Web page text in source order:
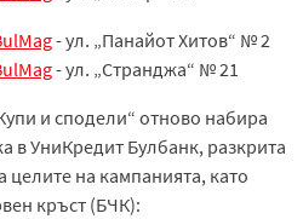
- ул. „Панайот Хитов“ № 2
- ул. „Странджа“ № 21
и сподели“ отново набира
в УниКредит Булбанк, разкрита
целите на кампанията, като
кръст (БЧК):